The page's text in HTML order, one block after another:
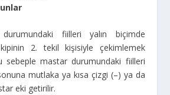
fiilleri yalın biçimde
2. tekil kişisiyle çekimlemek
sebeple mastar durumundaki fiilleri
mutlaka ya kısa çizgi (–) ya da
eki getirilir.